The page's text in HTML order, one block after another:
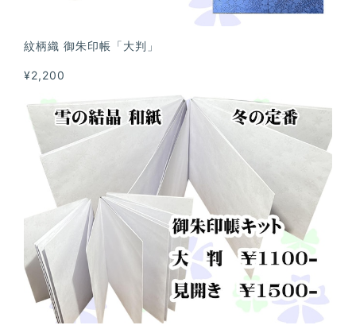
紋柄織 御朱印帳「大判」
¥2,200